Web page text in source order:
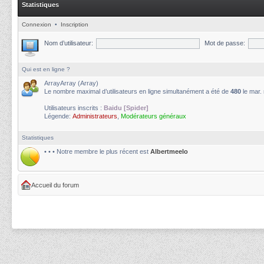
Statistiques
Connexion • Inscription
Nom d’utilisateur: Mot de passe:
Qui est en ligne ?
ArrayArray (Array)
Le nombre maximal d’utilisateurs en ligne simultanément a été de 480 le mar.
Utilisateurs inscrits : Baidu [Spider]
Légende: Administrateurs Modérateurs généraux
Statistiques
• • • Notre membre le plus récent est Albertmeelo
Accueil du forum